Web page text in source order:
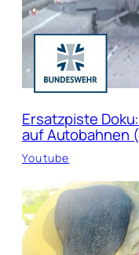
Ersatzpiste
auf Autobahnen
Youtube